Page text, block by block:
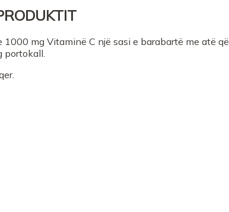
1000 mg Vitaminë C një sasi e barabartë me atë që
portokall.